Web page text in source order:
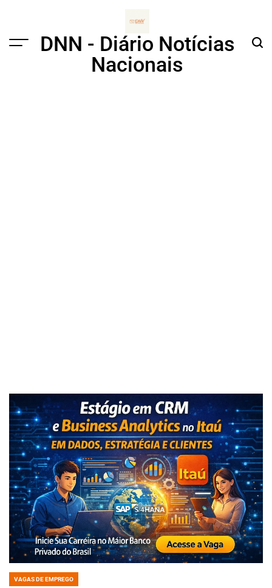
Menu
DNN - Diário Notícias
Nacionais
POSTED
VAGAS DE EMPREGO